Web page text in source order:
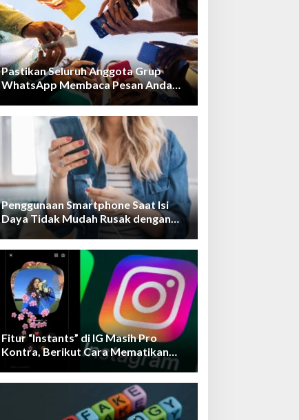
Pastikan Seluruh Anggota Grup
WhatsApp Membaca Pesan Anda
dengan Cara Ini!
Penggunaan Smartphone Saat Isi
Daya Tidak Mudah Rusak dengan
Teknologi Ini
Fitur “Instants” di IG Masih Pro
Kontra, Berikut Cara Mematikan